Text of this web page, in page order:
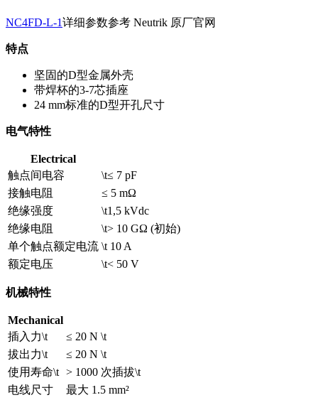
NC4FD-L-1详细参数参考 Neutrik 原厂官网
特点
坚固的D型金属外壳
带焊杯的3-7芯插座
24 mm标准的D型开孔尺寸
电气特性
Electrical
触点间电容
\t≤ 7 pF
接触电阻
≤ 5 mΩ
绝缘强度
\t1,5 kVdc
绝缘电阻
\t> 10 GΩ (初始)
单个触点额定电流 \t 10 A
额定电压
\t< 50 V
机械特性
Mechanical
插入力\t
≤ 20 N \t
拔出力\t
≤ 20 N \t
使用寿命\t > 1000 次插拔\t
电线尺寸
最大 1.5 mm²